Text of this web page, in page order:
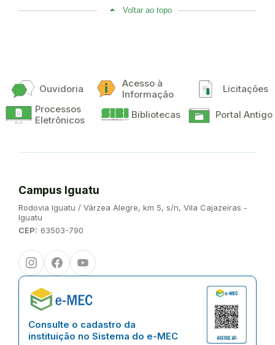
Voltar ao topo
Ouvidoria
Acesso à
Informação
Licitações
Processos
Eletrônicos
Bibliotecas Portal Antigo
Campus Iguatu
Endereço:
Rodovia Iguatu / Várzea Alegre, km 5, s/n, Vila Cajazeiras -
Iguatu
CEP: 63503-790
InstagramFacebookYoutube
Consulte o cadastro da
instituição no Sistema do e-MEC